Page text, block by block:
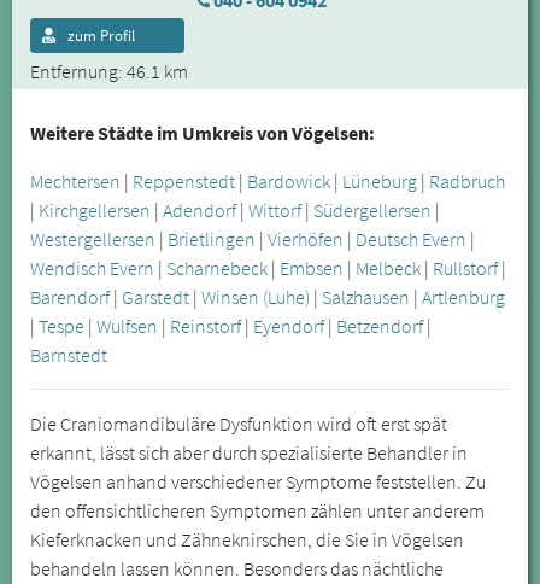
Entfernung: 46.1 km
zum Profil
Weitere Städte im Umkreis von Vögelsen:
Mechtersen | Reppenstedt | Bardowick | Lüneburg | Radbruch
| Kirchgellersen | Adendorf| Wittorf| Südergellersen |
Westergellersen | Brietlingen | Vierhöfen | Deutsch Evern |
Wendisch Evern | Scharnebeck | Embsen | Melbeck | Rullstorf|
Barendorf| Garstedt | Winsen (Luhe) | Salzhausen | Artlenburg
| Tespe | Wulfsen | Reinstorf| Eyendorf| Betzendorf|
Barnstedt
Die Craniomandibuläre Dysfunktion wird oft erst spät
erkannt, lässt sich aber durch spezialisierte Behandler in
Vögelsen anhand verschiedener Symptome feststellen. Zu
den offensichtlicheren Symptomen zählen unter anderem
Kieferknacken und Zähneknirschen, die Sie in Vögelsen
behandeln lassen können. Besonders das nächtliche